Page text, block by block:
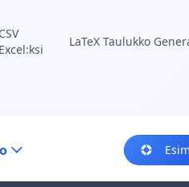
CSV
Excel:ksi
LaTeX Taulukko